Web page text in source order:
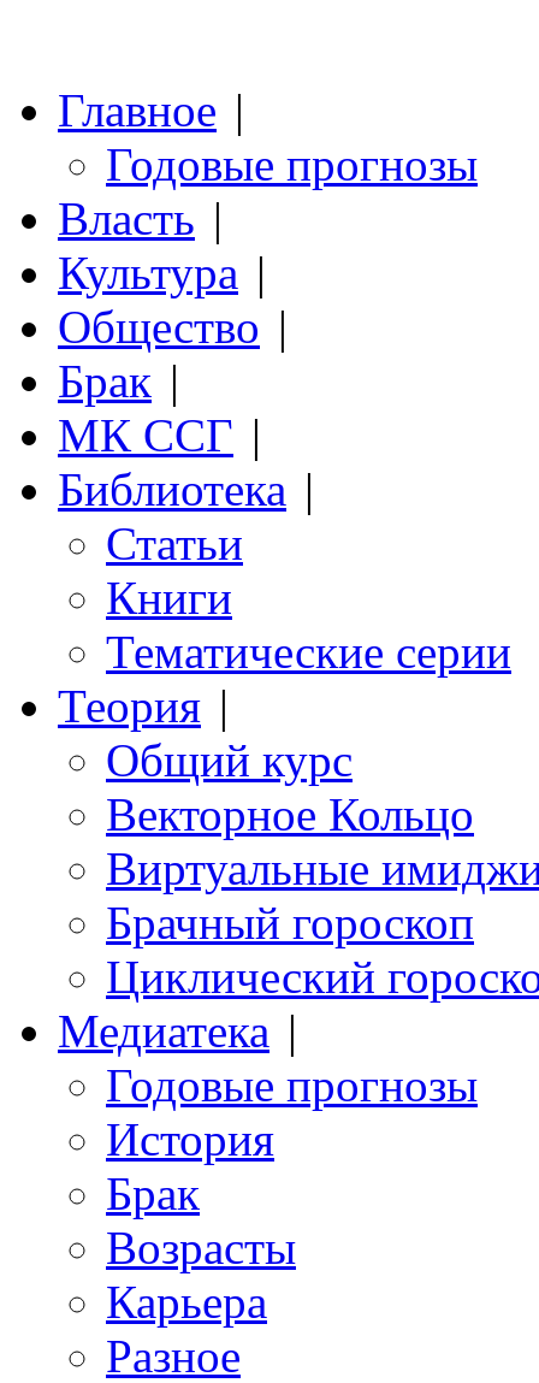
Главное |
Годовые прогнозы
Власть |
Культура |
Общество |
Брак |
МК ССГ |
Библиотека |
Статьи
Книги
Тематические серии
Теория |
Общий курс
Векторное Кольцо
Виртуальные
Брачный гороскоп
Циклический
Медиатека |
Годовые прогнозы
История
Брак
Возрасты
Карьера
Разное